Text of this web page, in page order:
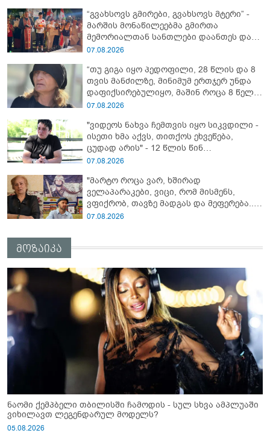
ადვოკატი?
“გვახსოვს გმირები, გვახსოვს მტერი” -
მარშის მონაწილეებმა გმირთა
მემორიალთან სანთლები დაანთეს და
გმირების ხსოვნას პატივი მიაგეს
07.08.2026
“თუ გიგა იყო პედოფილი, 28 წლის და 8
თვის მანძილზე, მინიმუმ ერთჯერ უნდა
დაფიქსირებულიყო, მაშინ როცა 8 წელი
ამზადებდა მოსწავლეებს! - იპოვონ ერთი
ავიწროებდა” - ეკა კუპატაძე
07.08.2026
"ვიდეოს ნახვა ჩემთვის იყო სიკვდილი -
ისეთი ხმა აქვს, თითქოს ეხვეწება,
ცუდად არის" - 12 წლის წინ
გაუჩინარებული ბიჭის დედა
კომენტარს აკეთებს
07.08.2026
"მარტო როცა ვარ, ხშირად
ველაპარაკები, ვიცი, რომ მისმენს,
ვფიქრობ, თავზე მადგას და მეფერება...“
- გიორგი კეკელიძე გმირი ანწუხელიძის
07.08.2026
მოზაიკა
ნაომი ქემპბელი თბილისში ჩამოდის - სულ სხვა ამპლუაში
ვიხილავთ ლეგენდარულ მოდელს?
05.08.2026